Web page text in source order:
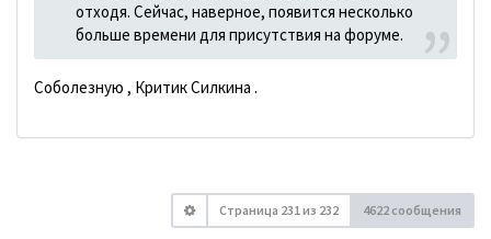
отходя. Сейчас, наверное, появится несколько
больше времени для присутствия на форуме.
Соболезную , Критик Силкина .
Страница 231из 232 4622 сообщения